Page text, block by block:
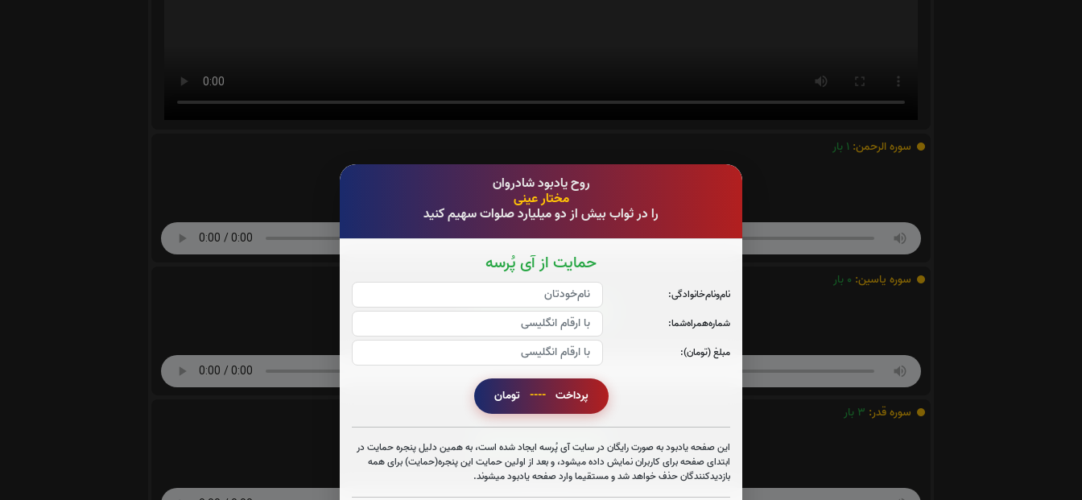
روح یادبود شادروان
مختار عینی
را در ثواب بیش از دو میلیارد صلوات سهیم کنید
حمایت از آی پُرسه
نام‌و‌نام‌خانوادگی:
شماره‌همراه‌شما:
مبلغ (تومان):
پرداخت ---- تومان
این صفحه یادبود به صورت رایگان در سایت آی پُرسه ایجاد شده است، به همین دلیل پنجره حمایت در
ابتدای صفحه برای کاربران نمایش داده میشود، و بعد از اولین حمایت این پنجره(حمایت) برای همه
بازدیدکنندگان حذف خواهد شد و مستقیما وارد صفحه یادبود میشوند.
سوره الرحمن: 1 بار
صوت سوره الرحمن
سوره یاسین: 0 بار
قرائت سوره یاسین را تقبل میکنم
صوت سوره یاسین
سوره قدر: 3 بار
قرائت سوره قدر را تقبل میکنم
صوت سوره قدر